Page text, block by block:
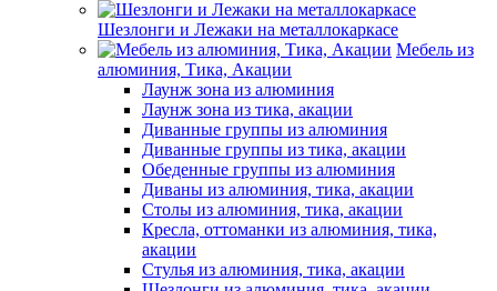
Шезлонги и Лежаки на металлокаркасе
Мебель из
алюминия, Тика, Акации
Лаунж зона из алюминия
Лаунж зона из тика, акации
Диванные группы из алюминия
Диванные группы из тика, акации
Обеденные группы из алюминия
Диваны из алюминия, тика, акации
Столы из алюминия, тика, акации
Кресла, оттоманки из алюминия, тика,
акации
Стулья из алюминия, тика, акации